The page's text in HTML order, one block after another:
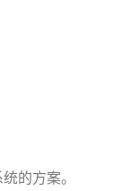
的方案。